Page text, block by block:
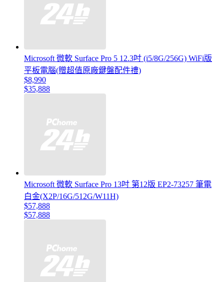
Microsoft 微軟 Surface Pro 5 12.3吋 (i5/8G/256G) WiFi版
平板電腦(贈超值原廠鍵盤配件禮)
$8,990
$35,888
Microsoft 微軟 Surface Pro 13吋 第12版 EP2-73257 筆電
白金(X2P/16G/512G/W11H)
$57,888
$57,888